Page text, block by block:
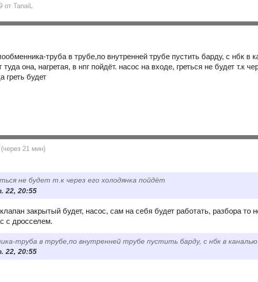
от TanaiL
труба в трубе,по внутренней трубе пустить барду, с нбк
она, нагретая, в нпг пойдёт. насос на входе, греться не будет т.к
греть будет
(через 21 мин)
не будет т.к через его холодянка пойдёт
22, 20:55
закрытый будет, насос, сам на себя будет работать, разбора то
с дросселем.
труба в трубе,по внутренней трубе пустить барду, с нбк в каналью
22, 20:55